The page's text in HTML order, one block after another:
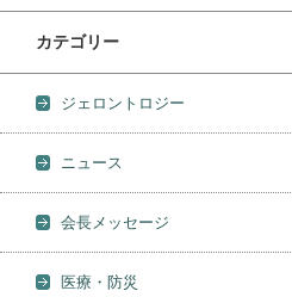
カテゴリー
ジェロントロジー
ニュース
会長メッセージ
医療・防災